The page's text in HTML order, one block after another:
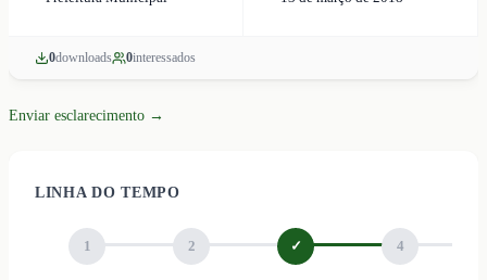
0downloads 0interessados
Enviar esclarecimento →
LINHA DO TEMPO
1 2 ✓ 4